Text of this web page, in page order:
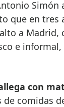
Simón
que en tres
a
e
con
comidas